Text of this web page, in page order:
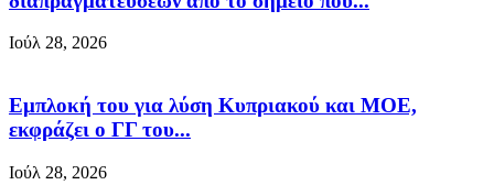
Ιούλ 28, 2026
Eμπλοκή του για λύση Κυπριακού και ΜΟΕ,
εκφράζει ο ΓΓ του...
Ιούλ 28, 2026